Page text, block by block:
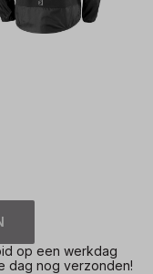
op een werkdag
dag nog verzonden!